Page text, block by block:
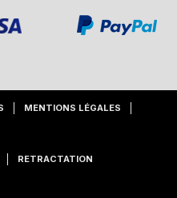
MENTIONS LÉGALES
RETRACTATION